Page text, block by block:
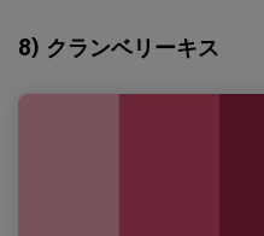
8) クランベリーキス